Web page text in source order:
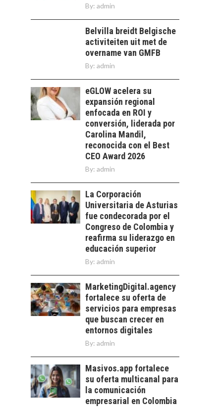
el reto ineludible de…
CHILE COMO HUB
TECNOLÓGICO DE
AMÉRICA LATINA:
AVANCES Y DESAFÍOS
Chile como hub
tecnológico de
América Latina:
avances y desafíos…
LA
TRANSFORMACIÓN
DE LOS RECURSOS
HUMANOS EN LAS
EMPRESAS
CHILENAS
La transformación
estratégica de los
las empresas…
FINANCIAMIENTO
PARA PYMES EN
CHILE:
ALTERNATIVAS MÁS
ALLÁ DEL CRÉDITO
BANCARIO
Financiamiento para
pymes en Chile:
alternativas que
crédito…
EL CRECIMIENTO DE
LOS SERVICIOS
DIGITALES
EXPORTADOS DESDE
CHILE
El auge de las
exportaciones de
servicios digitales en
Chile:…
By: admin
Belvilla breidt Belgische
activiteiten uit met de
overname van GMFB
By: admin
eGLOW acelera su
expansión regional
enfocada en ROI y
conversión, liderada por
Carolina Mandil,
reconocida con el Best
CEO Award 2026
By: admin
La Corporación
Universitaria de Asturias
fue condecorada por el
Congreso de Colombia y
reafirma su liderazgo en
educación superior
By: admin
MarketingDigital.agency
fortalece su oferta de
servicios para empresas
que buscan crecer en
entornos digitales
By: admin
Masivos.app fortalece
su oferta multicanal para
la comunicación
empresarial en Colombia